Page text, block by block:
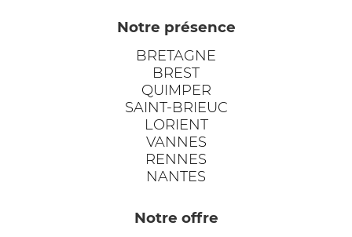
Notre présence
BRETAGNE
BREST
QUIMPER
SAINT-BRIEUC
LORIENT
VANNES
RENNES
NANTES
Notre offre